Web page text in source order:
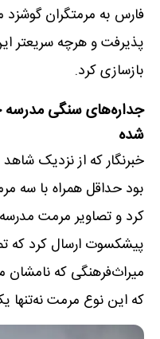
فارس به مرمتگران گوشزد
پذیرفت و هرچه سریعتر
بازسازی کرد.
جداره‌های سنگی مدرسه
شده
خبرنگار که از نزدیک
بود حداقل همراه با سه
کرد و تصاویر مرمت
پیشکسوت ارسال کرد که
میراث‌فرهنگی که
که این نوع مرمت